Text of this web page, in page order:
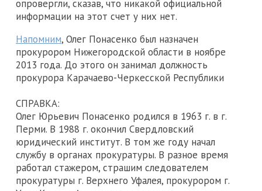
опровергли, сказав, что никакой официальной
информации на этот счет у них нет.
Напомним, Олег Понасенко был назначен
прокурором Нижегородской области в ноябре
2013 года. До этого он занимал должность
прокурора Карачаево-Черкесской Республики
СПРАВКА:
Олег Юрьевич Понасенко родился в 1963 г. в г.
Перми. В 1988 г. окончил Свердловский
юридический институт. В том же году начал
службу в органах прокуратуры. В разное время
работал стажером, страшим следователем
прокуратуры г. Верхнего Уфалея, прокурором г.